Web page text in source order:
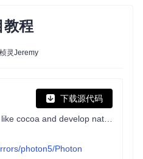
程
灵Jeremy
下载源代码
photon5/Photon